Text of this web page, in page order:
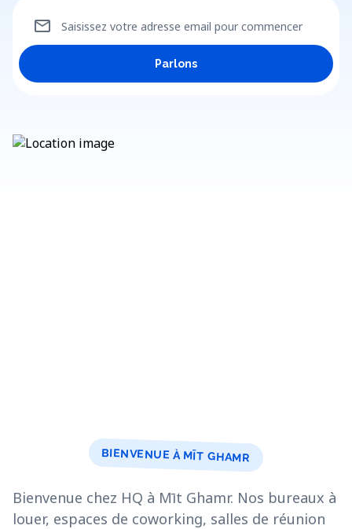
Saisissez votre adresse email pour commencer
mail
Parlons
BIENVENUE À MĪT GHAMR
Bienvenue chez HQ à Mīt Ghamr. Nos bureaux à
louer, espaces de coworking, salles de réunion